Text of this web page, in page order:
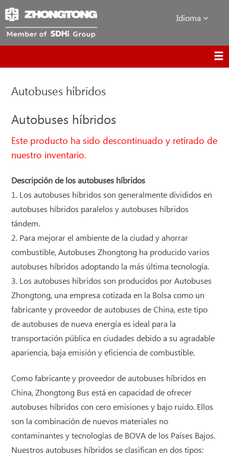
Idioma
Autobuses híbridos
Autobuses híbridos
Este producto ha sido descontinuado y retirado de
nuestro inventario.
Descripción de los autobuses híbridos
1. Los autobuses híbridos son generalmente divididos en
autobuses híbridos paralelos y autobuses híbridos
tándem.
2. Para mejorar el ambiente de la ciudad y ahorrar
combustible, Autobuses Zhongtong ha producido varios
autobuses híbridos adoptando la más última tecnología.
3. Los autobuses híbridos son producidos por Autobuses
Zhongtong, una empresa cotizada en la Bolsa como un
fabricante y proveedor de autobuses de China, este tipo
de autobuses de nueva energía es ideal para la
transportación pública en ciudades debido a su agradable
apariencia, baja emisión y eficiencia de combustible.
Como fabricante y proveedor de autobuses híbridos en
China, Zhongtong Bus está en capacidad de ofrecer
autobuses híbridos con cero emisiones y bajo ruido. Ellos
son la combinación de nuevos materiales no
contaminantes y tecnologías de BOVA de los Países Bajos.
Nuestros autobuses híbridos se clasifican en dos tipos: